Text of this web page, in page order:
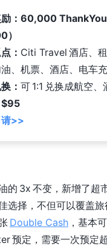
励：60,000
）
： Citi Travel 酒店、
、机票、酒店、电车
： 可 1:1 兑换成航空
$95
>>
的 3x 不变，新增了超
选择，不但可以覆盖
Double Cash ，基本
预定，需要一次预定